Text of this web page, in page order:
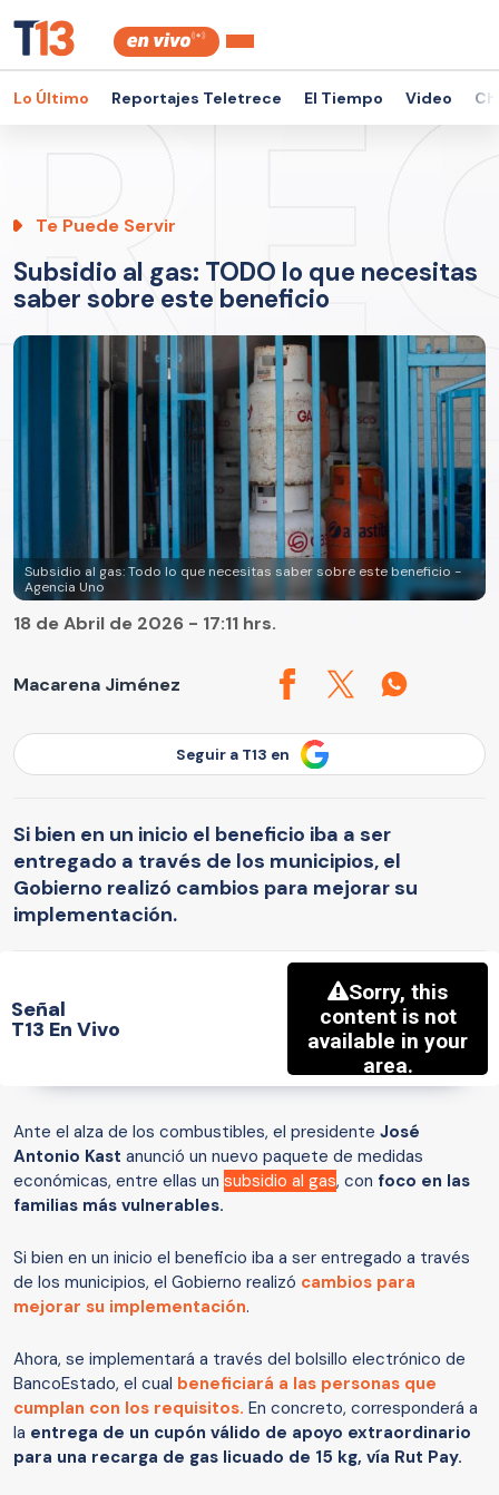
Lo Último Reportajes Teletrece El Tiempo Video
Te Puede Servir
Subsidio al gas: TODO lo que necesitas
saber sobre este beneficio
Subsidio al gas: Todo lo que necesitas saber sobre este beneficio -
Agencia Uno
Macarena Jiménez
18 de Abril de 2026 - 17:11 hrs.
Seguir a T13 en
Si bien en un inicio el beneficio iba a ser
entregado a través de los municipios, el
Gobierno realizó cambios para mejorar su
implementación.
Señal
T13 En Vivo
Ante el alza de los combustibles, el presidente José
Antonio Kast anunció un nuevo paquete de medidas
económicas, entre ellas un subsidio al gas, con foco en las
familias más vulnerables.
Si bien en un inicio el beneficio iba a ser entregado a través
de los municipios, el Gobierno realizó cambios para
mejorar su implementación.
Ahora, se implementará a través del bolsillo electrónico de
BancoEstado, el cual beneficiará a las personas que
cumplan con los requisitos. En concreto, corresponderá a
la entrega de un cupón válido de apoyo extraordinario
para una recarga de gas licuado de 15 kg, vía Rut Pay.